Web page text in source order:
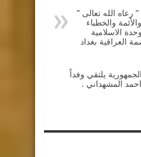
الله تعالى ”
والخطباء
الاسلامية
العراقية بغداد
يلتقي وفداً
المشهداني .